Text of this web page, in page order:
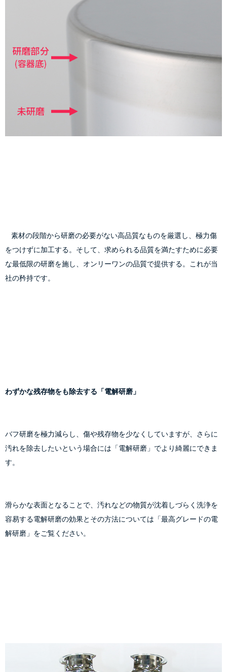
をつけずに加工する。そして、求められる品質を満たすために必要
な最低限の研磨を施し、オンリーワンの品質で提供する。これが当
社の矜持です。
わずかな残存物をも除去する「電解研磨」
バフ研磨を極力減らし、傷や残存物を少なくしていますが、さらに
汚れを除去したいという場合には「電解研磨」でより綺麗にできま
す。
滑らかな表面となることで、汚れなどの物質が沈着しづらく洗浄を
容易する電解研磨の効果とその方法については 「最高グレードの電
解研磨」 をご覧ください。